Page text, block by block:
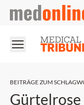
medonline
BEITRÄGE ZUM
Gürtelrose